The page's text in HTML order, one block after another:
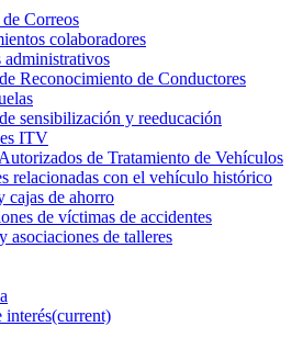
Correos
colaboradores
administrativos
Reconocimiento de Conductores
sensibilización y reeducación
ITV
de Tratamiento de Vehículos
relacionadas con el vehículo histórico
cajas de ahorro
de víctimas de accidentes
asociaciones de talleres
interés(current)